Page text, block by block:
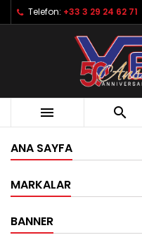
Telefon: +33 3 29 24 62 71
 
ANA SAYFA
MARKALAR
BANNER